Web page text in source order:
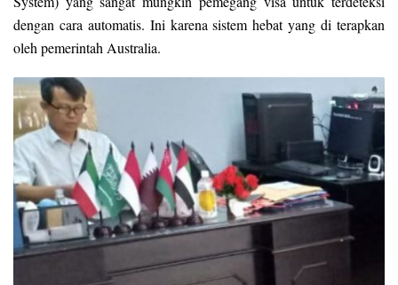
dengan cara automatis. Ini karena sistem hebat yang di terapkan
oleh pemerintah Australia.